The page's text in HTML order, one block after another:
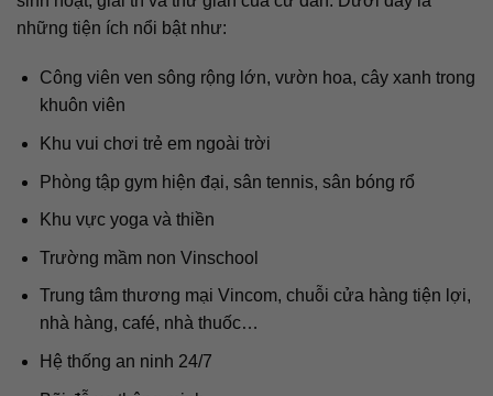
những tiện ích nổi bật như:
Công viên ven sông rộng lớn, vườn hoa, cây xanh trong
khuôn viên
Khu vui chơi trẻ em ngoài trời
Phòng tập gym hiện đại, sân tennis, sân bóng rổ
Khu vực yoga và thiền
Trường mầm non Vinschool
Trung tâm thương mại Vincom, chuỗi cửa hàng tiện lợi,
nhà hàng, café, nhà thuốc…
Hệ thống an ninh 24/7